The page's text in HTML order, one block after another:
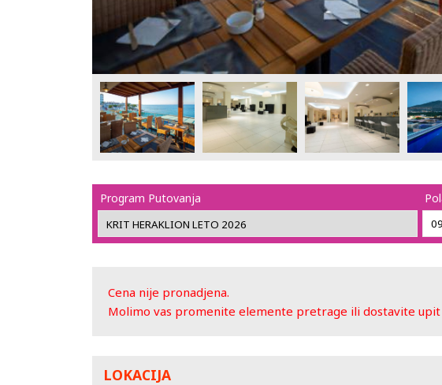
Program Putovanja
Cena nije pronadjena.
Molimo vas promenite elemente pretrage ili dostavite upit
LOKACIJA